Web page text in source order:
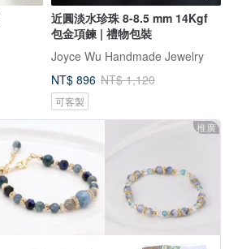
近圓淡水珍珠 8-8.5 mm 14Kgf
包金項鍊 | 禮物包裝
Joyce Wu Handmade Jewelry
NT$ 896 NT$ 1,120
可客製
推廣